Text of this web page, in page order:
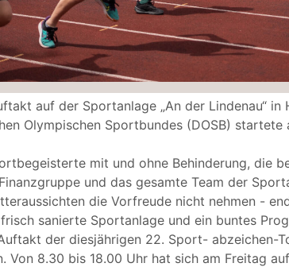
auf der Sportanlage „An der Lindenau“
Olympischen Sportbundes (DOSB)
mit und ohne Behinderung, die
und das gesamte Team der
die Vorfreude nicht nehmen -
sanierte Sportanlage und ein buntes
der diesjährigen 22. Sport- abzeichen-
Von 8.30 bis 18.00 Uhr hat sich am Freitag